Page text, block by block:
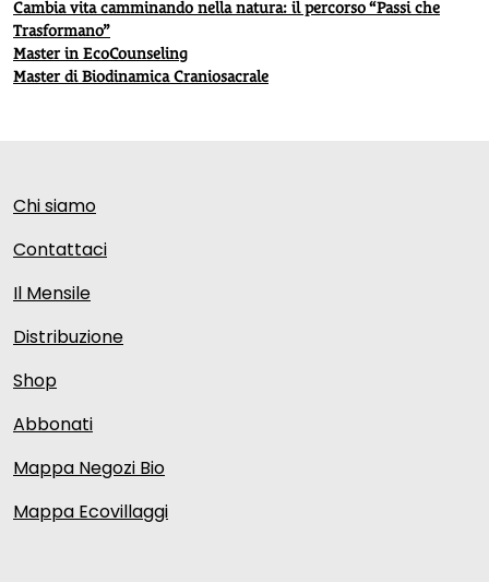
Cambia vita camminando nella natura: il percorso “Passi che
Trasformano”
Master in EcoCounseling
Master di Biodinamica Craniosacrale
Chi siamo
Contattaci
Il Mensile
Distribuzione
Shop
Abbonati
Mappa Negozi Bio
Mappa Ecovillaggi